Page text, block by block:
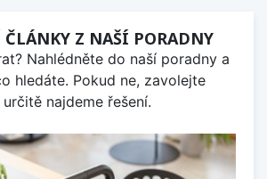
ČLÁNKY Z NAŠÍ PORADNY
Nahlédněte do naší poradny a
hledáte. Pokud ne, zavolejte
najdeme řešení.